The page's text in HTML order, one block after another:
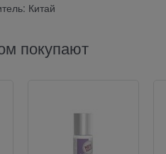
Китай
покупают